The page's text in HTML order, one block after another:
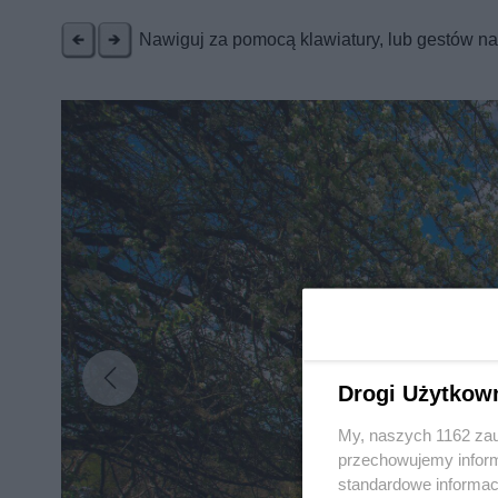
Nawiguj za pomocą klawiatury, lub gestów
Drogi
My, naszych 1162
przechowujemy
standardowe